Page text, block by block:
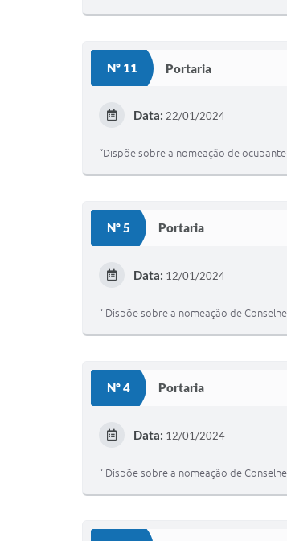
Nº 11 Portaria
Data: 22/01/2024
“Dispõe sobre a nomeação de
Nº 5 Portaria
Data: 12/01/2024
“ Dispõe sobre a nomeação de
Nº 4 Portaria
Data: 12/01/2024
“ Dispõe sobre a nomeação de